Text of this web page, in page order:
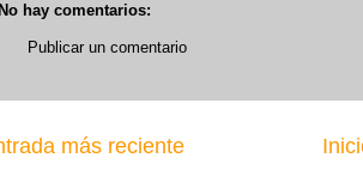
No hay comentarios:
Publicar un comentario
más reciente